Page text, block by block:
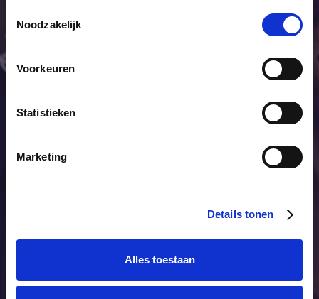
Noodzakelijk
Voorkeuren
Statistieken
Marketing
Details tonen
Alles toestaan